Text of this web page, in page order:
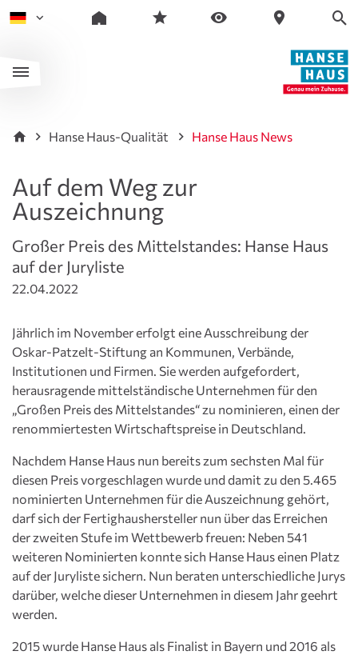
Hanse Haus-Qualität Hanse Haus News
Großer Preis des Mittelstandes: Hanse Haus
auf der Juryliste
Auf dem Weg zur
Auszeichnung
22.04.2022
Jährlich im November erfolgt eine Ausschreibung der
Oskar-Patzelt-Stiftung an Kommunen, Verbände,
Institutionen und Firmen. Sie werden aufgefordert,
herausragende mittelständische Unternehmen für den
„Großen Preis des Mittelstandes“ zu nominieren, einen der
renommiertesten Wirtschaftspreise in Deutschland.
Nachdem Hanse Haus nun bereits zum sechsten Mal für
diesen Preis vorgeschlagen wurde und damit zu den 5.465
nominierten Unternehmen für die Auszeichnung gehört,
darf sich der Fertighaushersteller nun über das Erreichen
der zweiten Stufe im Wettbewerb freuen: Neben 541
weiteren Nominierten konnte sich Hanse Haus einen Platz
auf der Juryliste sichern. Nun beraten unterschiedliche Jurys
darüber, welche dieser Unternehmen in diesem Jahr geehrt
werden.
2015 wurde Hanse Haus als Finalist in Bayern und 2016 als